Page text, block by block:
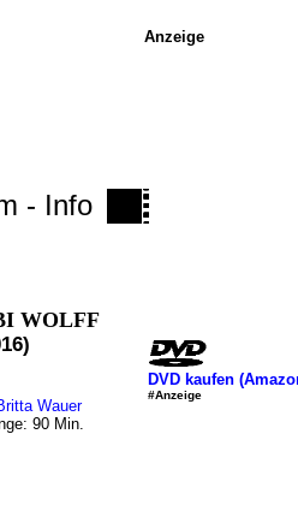
- Info
WOLFF
Wauer
90 Min.
DVD kaufen
#Anzeige
Anzeige